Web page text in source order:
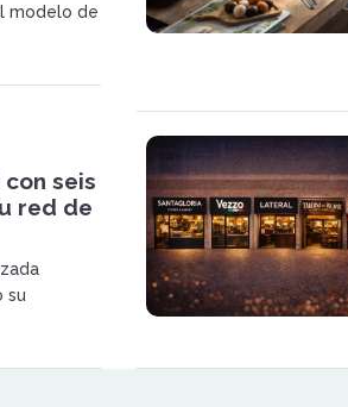
modelo de
seis
red de
su
modelo de